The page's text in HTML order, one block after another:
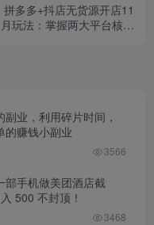
拼多多+抖店无货源开店11
月玩法：掌握两大平台核心
业，利用碎片时间，
的赚钱小副业
3566
部手机做美团酒店截
500 不封顶！
3468